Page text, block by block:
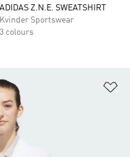
ADIDAS Z.N.E. SWEATSHIRT
Kvinder Sportswear
3 colours